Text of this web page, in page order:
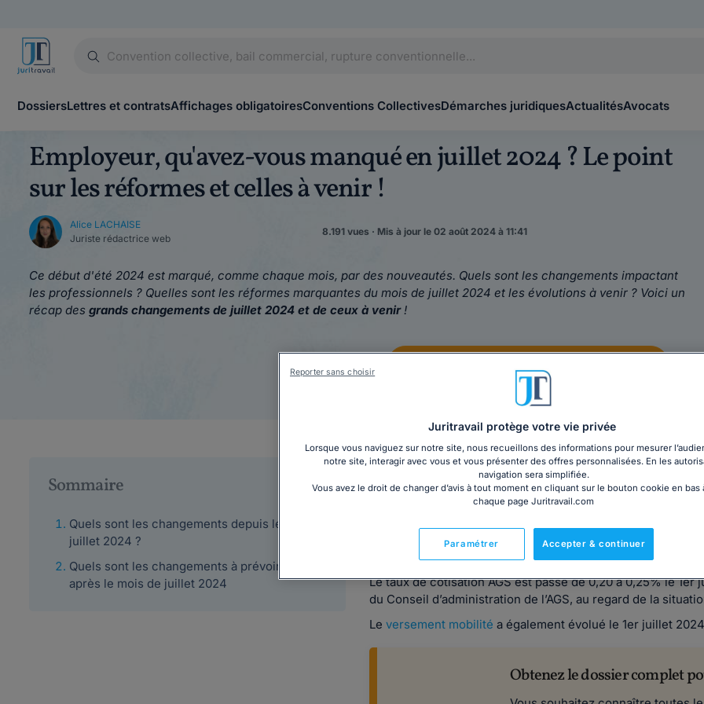
DossiersLettres et contratsAffichages obligatoiresConventions CollectivesDémarches juridiquesActualitésAvocats
Employeur, qu'avez-vous manqué en juillet 2024 ? Le point
sur les réformes et celles à venir !
Alice LACHAISE
Juriste rédactrice web
8.191 vues · Mis à jour le 02 août 2024 à 11:41
Ce début d'été 2024 est marqué, comme chaque mois, par des nouveautés. Quels sont les changements impactant
les professionnels ? Quelles sont les réformes marquantes du mois de juillet 2024 et les évolutions à venir ? Voici un
récap des grands changements de juillet 2024 et de ceux à venir!
Sommaire
Quels sont les changements depuis le 1er
juillet 2024 ?
Quels sont les changements à prévoir,
après le mois de juillet 2024
Quels sont les changements depuis le
Évolution taux de cotisations AGS et versement
Certainstaux de cotisations 2024ont évolués le 1er juillet.
Le taux de cotisation AGS est passé de 0,20 à 0,25% le
du Conseil d’administration de l’AGS, au regard de la
Leversement mobilité a également évolué le 1er juillet
Obtenez le dossier complet
Juritravail protège votre vie privée
Lorsque vous naviguez sur notre site, nous recueillons des informations pour mesurer
notre site, interagir avec vous et vous présenter des offres personnalisées. En les
navigation sera simplifiée.
Vous avez le droit de changer d’avis à tout moment en cliquant sur le bouton cookie en bas
chaque page Juritravail.com
Accepter & continuer
Paramétrer
Reporter sans choisir